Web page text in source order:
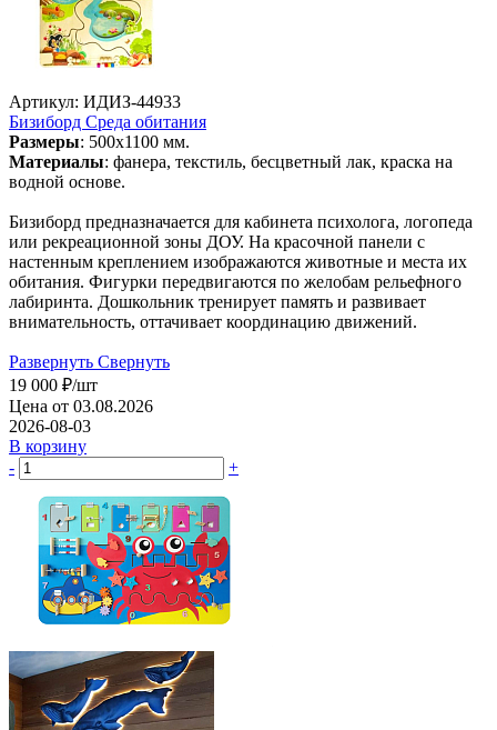
Артикул: ИДИЗ-44933
Бизиборд Среда обитания
Размеры: 500х1100 мм.
Материалы: фанера, текстиль, бесцветный лак, краска на
водной основе.
Бизиборд предназначается для кабинета психолога, логопеда
или рекреационной зоны ДОУ. На красочной панели с
настенным креплением изображаются животные и места их
обитания. Фигурки передвигаются по желобам рельефного
лабиринта. Дошкольник тренирует память и развивает
внимательность, оттачивает координацию движений.
Развернуть Свернуть
19 000 ₽/шт
Цена от 03.08.2026
2026-08-03
В корзину
-
+